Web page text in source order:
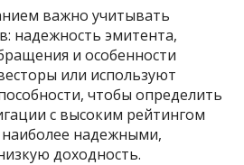
важно учитывать
надежность эмитента,
и особенности
или используют
чтобы определить
с высоким рейтингом
наиболее надежными,
доходность.